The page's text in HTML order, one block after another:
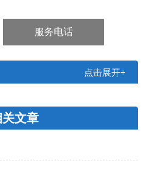
服务电话
点击展开+
关文章